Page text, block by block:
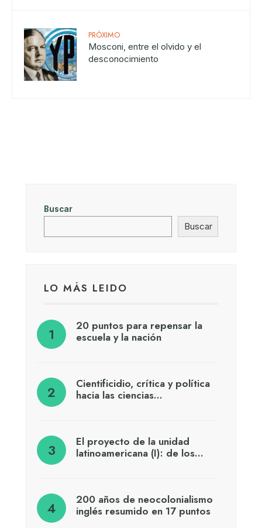
PRÓXIMO
Mosconi, entre el olvido y el
desconocimiento
Buscar
Buscar
LO MÁS LEIDO
20 puntos para repensar la
escuela y la nación
Cientificidio, crítica y política
hacia las ciencias…
El proyecto de la unidad
latinoamericana (I): de los…
200 años de neocolonialismo
inglés resumido en 17 puntos